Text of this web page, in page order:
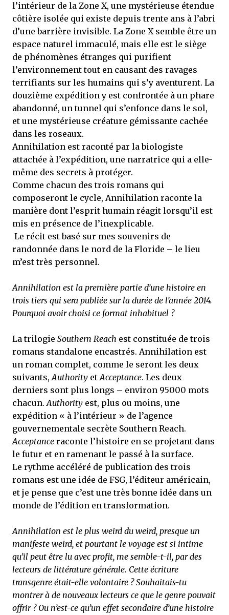
l’intérieur de la Zone X, une mystérieuse étendue
côtière isolée qui existe depuis trente ans à l’abri
d’une barrière invisible. La Zone X semble être un
espace naturel immaculé, mais elle est le siège
de phénomènes étranges qui purifient
l’environnement tout en causant des ravages
terrifiants sur les humains qui s’y aventurent. La
douzième expédition y est confrontée à un phare
abandonné, un tunnel qui s’enfonce dans le sol,
et une mystérieuse créature gémissante cachée
dans les roseaux.
Annihilation est raconté par la biologiste
attachée à l’expédition, une narratrice qui a elle-
même des secrets à protéger.
Comme chacun des trois romans qui
composeront le cycle, Annihilation raconte la
manière dont l’esprit humain réagit lorsqu’il est
mis en présence de l’inexplicable.
Le récit est basé sur mes souvenirs de
randonnée dans le nord de la Floride – le lieu
m’est très personnel.
Annihilation est la première partie d’une histoire en
trois tiers qui sera publiée sur la durée de l’année 2014.
Pourquoi avoir choisi ce format inhabituel ?
La trilogie Southern Reach est constituée de trois
romans standalone encastrés. Annihilation est
un roman complet, comme le seront les deux
suivants,Authority etAcceptance. Les deux
derniers sont plus longs – environ 95000 mots
chacun.Authority est, plus ou moins, une
expédition « à l’intérieur » de l’agence
gouvernementale secrète Southern Reach.
Acceptance raconte l’histoire en se projetant dans
le futur et en ramenant le passé à la surface.
Le rythme accéléré de publication des trois
romans est une idée de FSG, l’éditeur américain,
et je pense que c’est une très bonne idée dans un
monde de l’édition en transformation.
Annihilation est le plus weird du weird, presque un
manifeste weird, et pourtant le voyage est si intime
qu’il peut être lu avec profit, me semble-t-il, par des
lecteurs de littérature générale. Cette écriture
transgenre était-elle volontaire ? Souhaitais-tu
montrer à de nouveaux lecteurs ce que le genre pouvait
offrir ? Ou n’est-ce qu’un effet secondaire d’une histoire